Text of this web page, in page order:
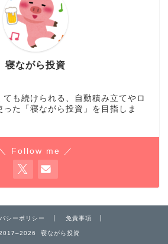
寝ながら投資
も続けられる、自動積み立てやロ
た「寝ながら投資」を目指しま
＼ Follow me ／
シーポリシー 免責事項
寝ながら投資